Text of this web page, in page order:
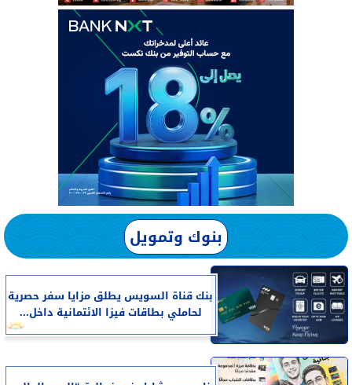
بنوك وتمويل
بنك قناة السويس يطلق مزايا سفر حصرية
لحاملي بطاقات فيزا الائتمانية داخل...